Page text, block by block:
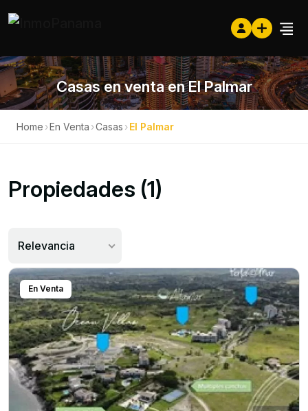
Casas en venta en El Palmar
Home ›En Venta ›Casas ›El Palmar
Propiedades (1)
Relevancia
En Venta